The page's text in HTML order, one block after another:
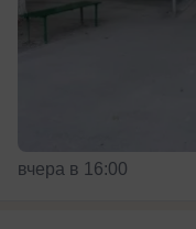
вчера в 16:00